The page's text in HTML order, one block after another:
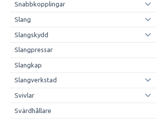
Snabbkopplingar
Slang
Slangskydd
Slangpressar
Slangkap
Slangverkstad
Svivlar
Svärdhållare